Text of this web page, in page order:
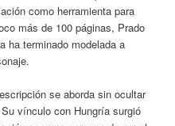
como herramienta para
más de 100 páginas, Prado
ha terminado modelada a
se aborda sin ocultar
vínculo con Hungría surgió